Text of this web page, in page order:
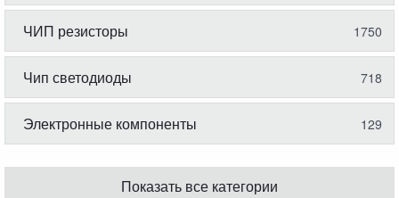
ЧИП резисторы 1750
Чип светодиоды 718
Электронные компоненты 129
Показать все категории